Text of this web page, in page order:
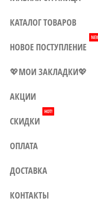
КАТАЛОГ ТОВАРОВ
НОВОЕ ПОСТУПЛЕНИЕ
💖МОИ ЗАКЛАДКИ💖
АКЦИИ
СКИДКИ
HOT!
ОПЛАТА
ДОСТАВКА
КОНТАКТЫ